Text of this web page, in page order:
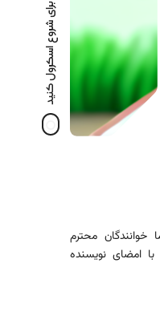
برای شروع اسکرول کنید
خوانندگان محترم
امضای نویسنده